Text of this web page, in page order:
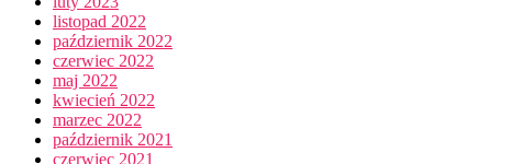
listopad 2022
październik 2022
czerwiec 2022
maj 2022
kwiecień 2022
marzec 2022
październik 2021
czerwiec 2021